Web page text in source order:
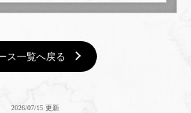
ス一覧へ戻る
2026/07/15 更新